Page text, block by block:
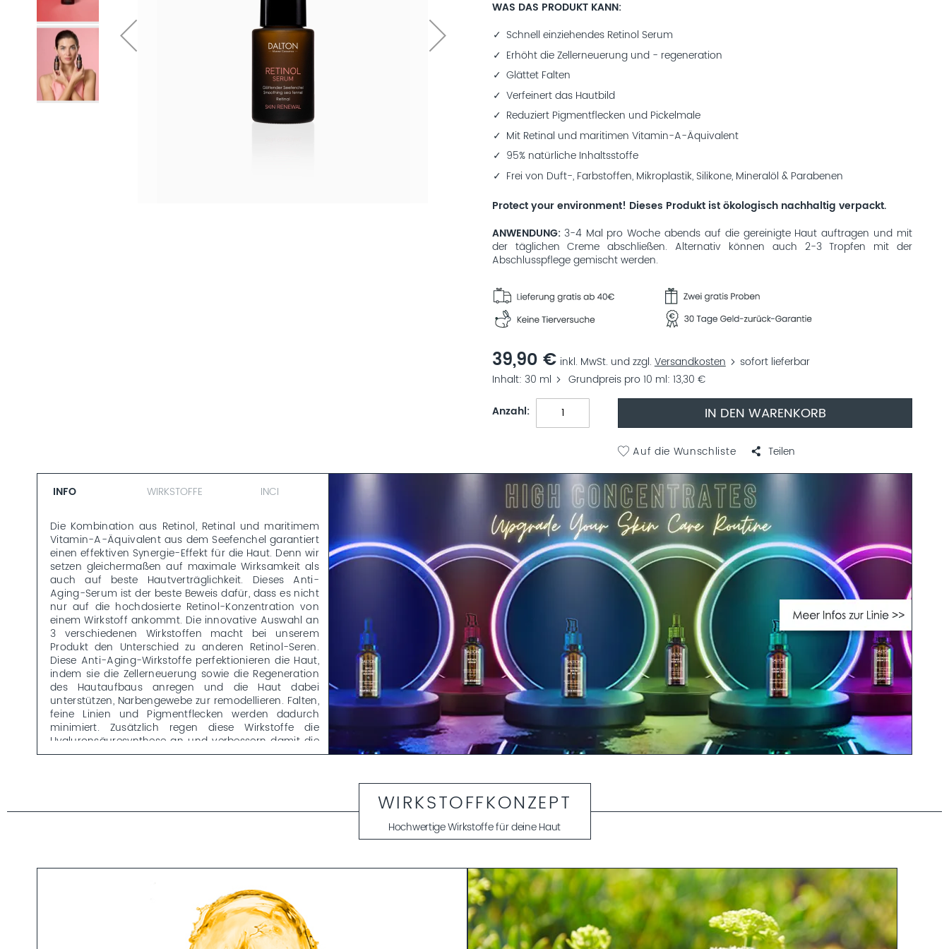
WAS DAS PRODUKT KANN
Schnell einziehendes Retinol Serum
Erhöht die Zellerneuerung und - regeneration
Glättet Falten
Verfeinert das Hautbild
Reduziert Pigmentflecken und Pickelmale
Mit Retinal und maritimen Vitamin-A-Äquivalent
95% natürliche Inhaltsstoffe
Frei von Duft-, Farbstoffen, Mikroplastik, Silikone, Mineralöl & Parabenen
Protect your environment! Dieses Produkt ist ökologisch nachhaltig verpackt.
ANWENDUNG 3-4 Mal pro Woche abends auf die gereinigte Haut auftragen und mit
der täglichen Creme abschließen. Alternativ können auch 2-3 Tropfen mit der
Abschlusspflege gemischt werden.
39,90 € inkl. MwSt. und zzgl.Versandkosten
sofort lieferbar
Inhalt 30 ml Grundpreis pro 10 ml 13,30 €
Anzahl IN DEN WARENKORB
Auf die Wunschliste Teilen
INFO
Die Kombination aus Retinol, Retinal und maritimem
Vitamin-A-Äquivalent aus dem Seefenchel garantiert
einen effektiven Synergie-Effekt für die Haut. Denn wir
setzen gleichermaßen auf maximale Wirksamkeit als
auch auf beste Hautverträglichkeit. Dieses Anti-
Aging-Serum ist der beste Beweis dafür, dass es nicht
nur auf die hochdosierte Retinol-Konzentration von
einem Wirkstoff ankommt. Die innovative Auswahl an
3 verschiedenen Wirkstoffen macht bei unserem
Produkt den Unterschied zu anderen Retinol-Seren.
Diese Anti-Aging-Wirkstoffe perfektionieren die Haut,
indem sie die Zellerneuerung sowie die Regeneration
des Hautaufbaus anregen und die Haut dabei
unterstützen, Narbengewebe zur remodellieren. Falten,
feine Linien und Pigmentflecken werden dadurch
minimiert. Zusätzlich regen diese Wirkstoffe die
Hyaluronsäuresynthese an und verbessern damit die
Elastizität sowie die Spannkraft der Haut. Gleichzeitig
Besonders für normale bis ölige Haut geeignet.
Tageszeit mit höher konzentrierten Azelainsäure-
da dies zu Rötungen oder Hautirritationen führen kann.
Tagsüber mind. LSF 30 auftragen. Retinol nicht
während der Schwangerschaft oder Stillzeit verwenden.
Du möchtest mehr zu den HIGH CONCENTRATES Seren
WIRKSTOFFE INCI
WIRKSTOFFKONZEPT
Hochwertige Wirkstoffe für deine Haut